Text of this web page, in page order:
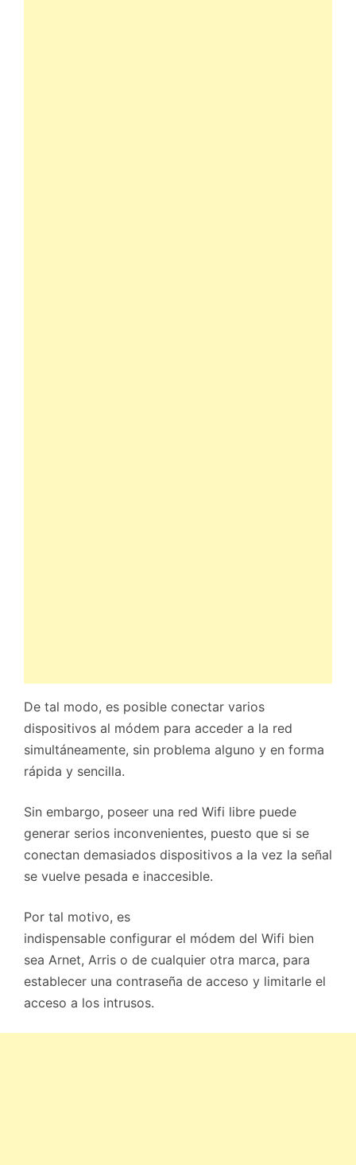
De tal modo, es posible conectar varios
dispositivos al módem para acceder a la red
simultáneamente, sin problema alguno y en forma
rápida y sencilla.
Sin embargo, poseer una red Wifi libre puede
generar serios inconvenientes, puesto que si se
conectan demasiados dispositivos a la vez la señal
se vuelve pesada e inaccesible.
Por tal motivo, es
indispensable configurar el módem del Wifi bien
sea Arnet, Arris o de cualquier otra marca, para
establecer una contraseña de acceso y limitarle el
acceso a los intrusos.